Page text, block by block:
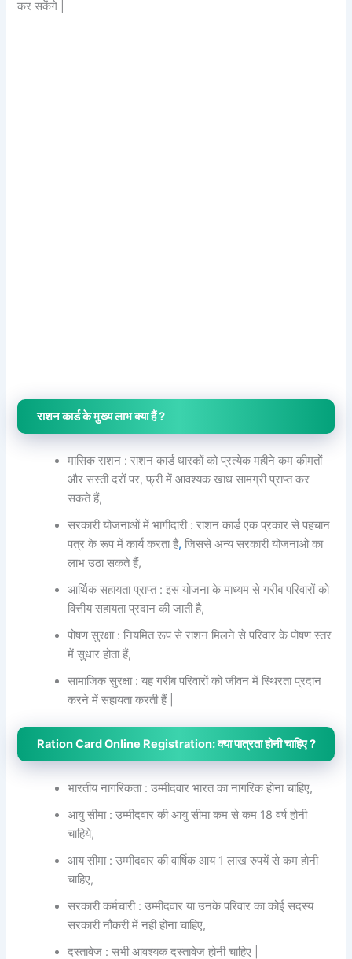
कर सकेंगे |
राशन कार्ड के मुख्य लाभ क्या हैं ?
मासिक राशन : राशन कार्ड धारकों को प्रत्येक महीने कम कीमतों
और सस्ती दरों पर, फ्री में आवश्यक खाध सामग्री प्राप्त कर
सकते हैं,
सरकारी योजनाओं में भागीदारी : राशन कार्ड एक प्रकार से पहचान
पत्र के रूप में कार्य करता है, जिससे अन्य सरकारी योजनाओ का
लाभ उठा सकते हैं,
आर्थिक सहायता प्राप्त : इस योजना के माध्यम से गरीब परिवारों को
वित्तीय सहायता प्रदान की जाती है,
पोषण सुरक्षा : नियमित रूप से राशन मिलने से परिवार के पोषण स्तर
में सुधार होता हैं,
सामाजिक सुरक्षा : यह गरीब परिवारों को जीवन में स्थिरता प्रदान
करने में सहायता करती हैं |
Ration Card Online Registration: क्या पात्रता होनी चाहिए ?
भारतीय नागरिकता : उम्मीदवार भारत का नागरिक होना चाहिए,
आयु सीमा : उम्मीदवार की आयु सीमा कम से कम 18 वर्ष होनी
चाहिये,
आय सीमा : उम्मीदवार की वार्षिक आय 1 लाख रुपयें से कम होनी
चाहिए,
सरकारी कर्मचारी : उम्मीदवार या उनके परिवार का कोई सदस्य
सरकारी नौकरी में नही होना चाहिए,
दस्तावेज : सभी आवश्यक दस्तावेज होनी चाहिए |